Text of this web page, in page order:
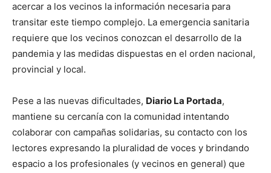
acercar a los vecinos la información necesaria para
transitar este tiempo complejo. La emergencia sanitaria
requiere que los vecinos conozcan el desarrollo de la
pandemia y las medidas dispuestas en el orden nacional,
provincial y local.
Pese a las nuevas dificultades, Diario La Portada,
mantiene su cercanía con la comunidad intentando
colaborar con campañas solidarias, su contacto con los
lectores expresando la pluralidad de voces y brindando
espacio a los profesionales (y vecinos en general) que